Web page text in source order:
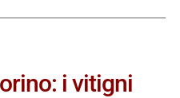
i vitigni